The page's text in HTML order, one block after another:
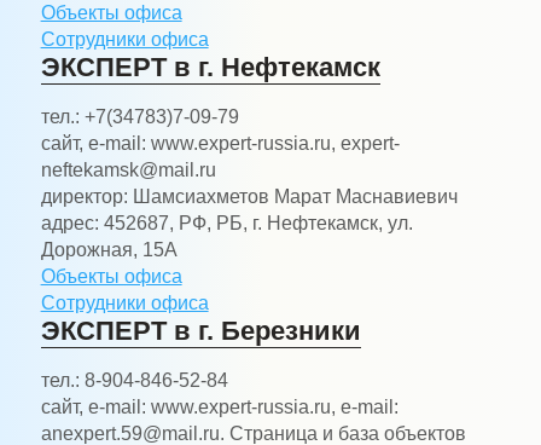
Объекты офиса
Сотрудники офиса
ЭКСПЕРТ в г. Нефтекамск
тел.: +7(34783)7-09-79
сайт, e-mail: www.expert-russia.ru, expert-
neftekamsk@mail.ru
директор: Шамсиахметов Марат Маснавиевич
адрес: 452687, РФ, РБ, г. Нефтекамск, ул.
Дорожная, 15А
Объекты офиса
Сотрудники офиса
ЭКСПЕРТ в г. Березники
тел.: 8-904-846-52-84
сайт, e-mail: www.expert-russia.ru, e-mail:
anexpert.59@mail.ru. Страница и база объектов